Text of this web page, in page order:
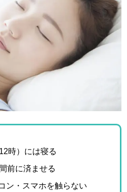
時）には寝る
前に済ませる
ン・スマホを触らない